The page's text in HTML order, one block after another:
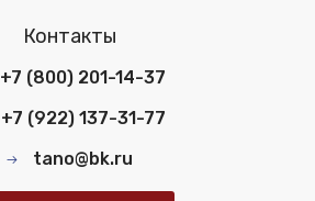
Контакты
+7 (800) 201-14-37
+7 (922) 137-31-77
tano@bk.ru